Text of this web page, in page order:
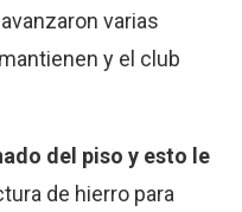
varias
y el club
del piso y esto le
de hierro para